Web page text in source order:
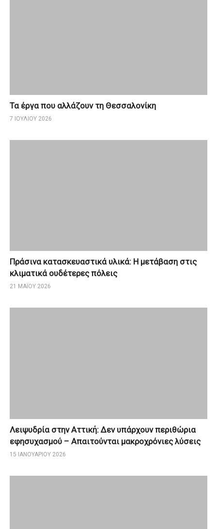
Τα έργα που αλλάζουν τη Θεσσαλονίκη
7 ΙΟΥΛΊΟΥ 2026
Πράσινα κατασκευαστικά υλικά: Η μετάβαση στις
κλιματικά ουδέτερες πόλεις
21 ΜΑΪ́ΟΥ 2026
Λειψυδρία στην Αττική: Δεν υπάρχουν περιθώρια
εφησυχασμού – Απαιτούνται μακροχρόνιες λύσεις
15 ΙΑΝΟΥΑΡΊΟΥ 2026